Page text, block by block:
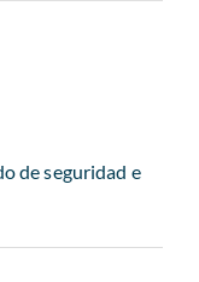
de seguridad e